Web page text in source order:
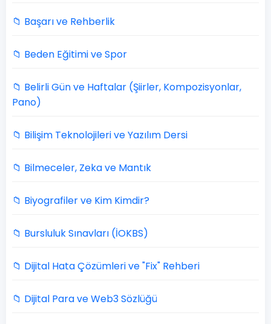
📁 Başarı ve Rehberlik
📁 Beden Eğitimi ve Spor
📁 Belirli Gün ve Haftalar (Şiirler, Kompozisyonlar,
Pano)
📁 Bilişim Teknolojileri ve Yazılım Dersi
📁 Bilmeceler, Zeka ve Mantık
📁 Biyografiler ve Kim Kimdir?
📁 Bursluluk Sınavları (İOKBS)
📁 Dijital Hata Çözümleri ve "Fix" Rehberi
📁 Dijital Para ve Web3 Sözlüğü